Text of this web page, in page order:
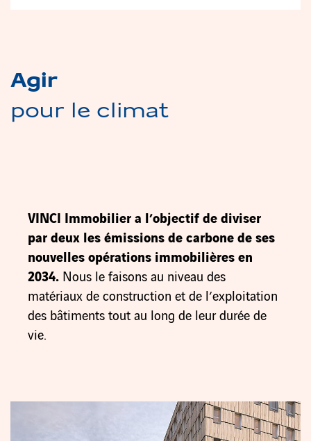
Agir
pour le climat
VINCI Immobilier a l’objectif de diviser
par deux les émissions de carbone de ses
nouvelles opérations immobilières en
2034. Nous le faisons au niveau des
matériaux de construction et de l’exploitation
des bâtiments tout au long de leur durée de
vie.